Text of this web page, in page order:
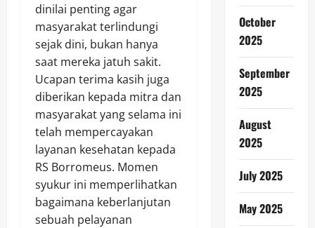
dinilai penting agar
masyarakat terlindungi
sejak dini, bukan hanya
saat mereka jatuh sakit.
Ucapan terima kasih juga
diberikan kepada mitra dan
masyarakat yang selama ini
telah mempercayakan
layanan kesehatan kepada
RS Borromeus. Momen
syukur ini memperlihatkan
bagaimana keberlanjutan
sebuah pelayanan
October
2025
September
2025
August
2025
July 2025
May 2025